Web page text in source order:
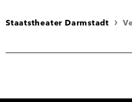
Staatstheater Darmstadt